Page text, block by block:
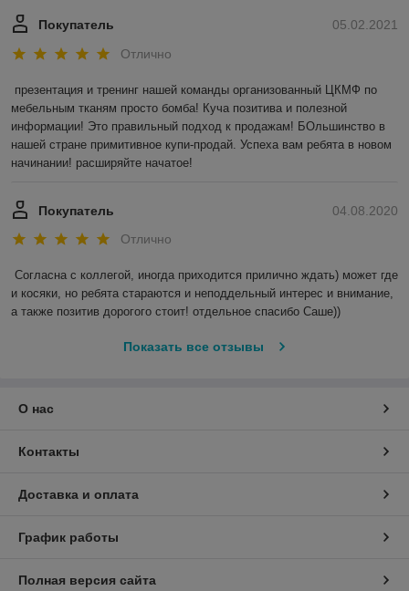
05.02.2021
Покупатель
Отлично
презентация и тренинг нашей команды организованный ЦКМФ по
мебельным тканям просто бомба! Куча позитива и полезной
информации! Это правильный подход к продажам! БОльшинство в
нашей стране примитивное купи-продай. Успеха вам ребята в новом
начинании! расширяйте начатое!
04.08.2020
Покупатель
Отлично
Согласна с коллегой, иногда приходится прилично ждать) может где
и косяки, но ребята стараются и неподдельный интерес и внимание,
а также позитив дорогого стоит! отдельное спасибо Саше))
Показать все отзывы
О нас
Контакты
Доставка и оплата
График работы
Полная версия сайта